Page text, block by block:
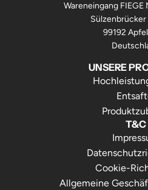
Wareneingang FIEGE
Sülzenbrücker
99192
UNSERE
T&C
Cookie-
Allgemeine